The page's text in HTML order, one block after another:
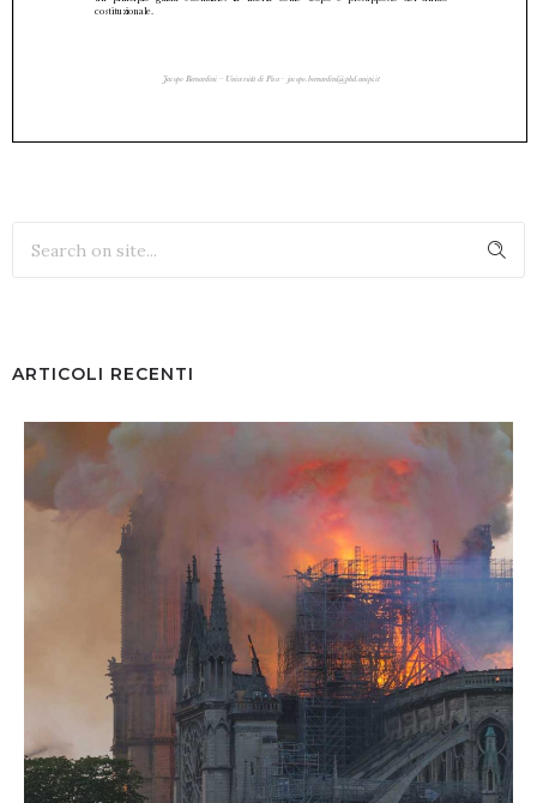
ARTICOLI RECENTI